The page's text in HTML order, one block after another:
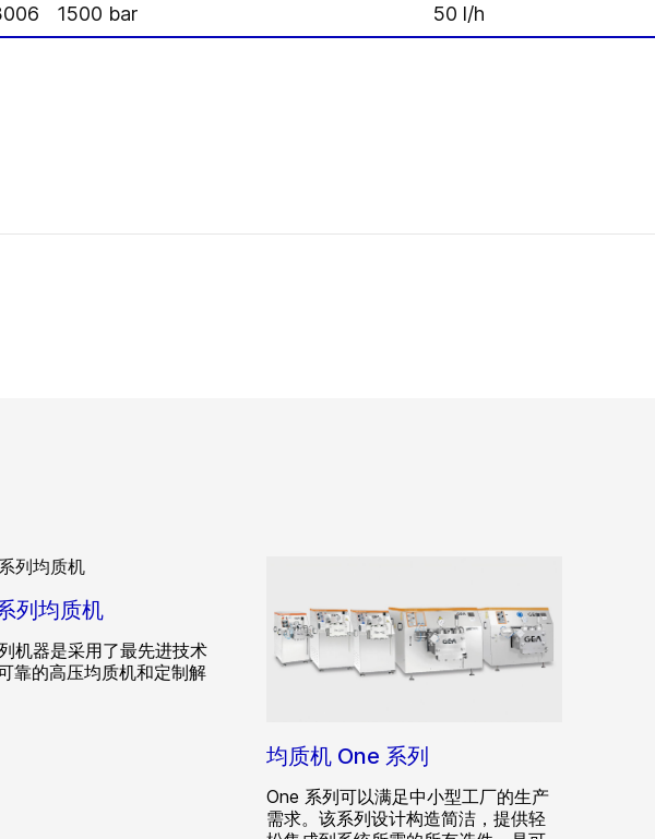
1500 bar 50 l/h
列均质机
机器是采用了最先进技术
靠的高压均质机和定制解
均质机 One 系列
One 系列可以满足中小型工厂的生产
需求。该系列设计构造简洁，提供轻